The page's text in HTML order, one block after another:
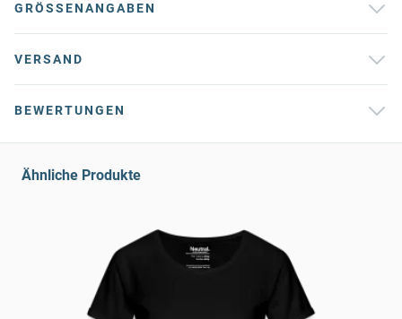
GRÖSSENANGABEN
VERSAND
BEWERTUNGEN
Ähnliche Produkte